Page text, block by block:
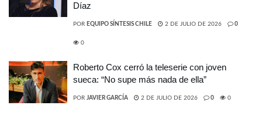
Díaz
POR EQUIPO SÍNTESIS CHILE 2 DE JULIO DE 2026 0
0
Roberto Cox cerró la teleserie con joven
sueca: “No supe más nada de ella”
POR JAVIER GARCÍA 2 DE JULIO DE 2026 0 0